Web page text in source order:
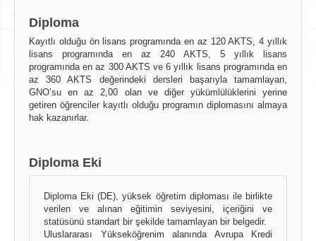
Diploma
Kayıtlı olduğu ön lisans programında en az 120 AKTS, 4 yıllık
lisans programında en az 240 AKTS, 5 yıllık lisans
programında en az 300 AKTS ve 6 yıllık lisans programında en
az 360 AKTS değerindeki dersleri başarıyla tamamlayan,
GNO’su en az 2,00 olan ve diğer yükümlülüklerini yerine
getiren öğrenciler kayıtlı olduğu programın diplomasını almaya
hak kazanırlar.
Diploma Eki
Diploma Eki (DE), yüksek öğretim diploması ile birlikte
verilen ve alınan eğitimin seviyesini, içeriğini ve
statüsünü standart bir şekilde tamamlayan bir belgedir.
Uluslararası Yükseköğrenim alanında Avrupa Kredi